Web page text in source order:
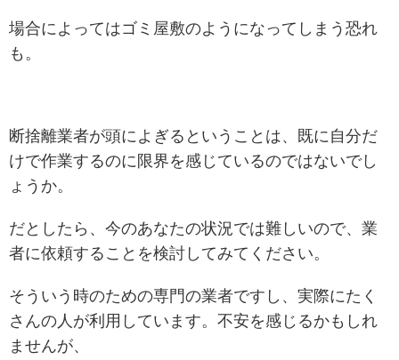
場合によってはゴミ屋敷のようになってしまう恐れ
も。
断捨離業者が頭によぎるということは、既に自分だ
けで作業するのに限界を感じているのではないでし
ょうか。
だとしたら、今のあなたの状況では難しいので、業
者に依頼することを検討してみてください。
そういう時のための専門の業者ですし、実際にたく
さんの人が利用しています。不安を感じるかもしれ
ませんが、